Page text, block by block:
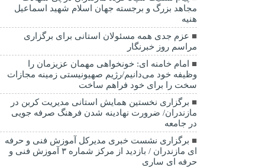
مجاهد بزرگ و برجسته جهان اسلام شهید اسماعیل
هنیه
عزم جدی همه مسئولان استانی برای برگزاری
مراسم روز خبرنگار
امام خامنه ای: خونخواهی مهمان عزیزمان را
وظیفه خود می‌دانیم/رژیم صهیونیستی زمینه مجازات
سخت را برای خود فراهم ساخت
برگزاری نخستین همایش استانی مدیریت کربن در
مازندران/ ضرورت نهادینه شدن فرهنگ صرفه جویی
در جامعه
برگزاری نشست خبری مدیرکل آموزش فنی و حرفه
ای مازندران / بازدید از مرکز شماره ۳ آموزش فنی و
حرفه ای ساری